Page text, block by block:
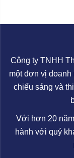
Công ty TNHH
một đơn vị
chiếu sáng và
Với hơn 20
hành với quý